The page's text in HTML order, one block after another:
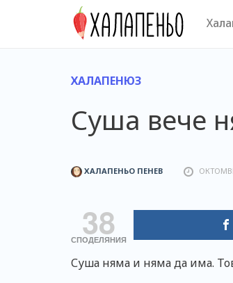
ХАЛАПЕНЮЗ
Суша вече
ХАЛАПЕНЬО ПЕНЕВ
38
СПОДЕЛЯНИЯ
Суша няма и няма да има.